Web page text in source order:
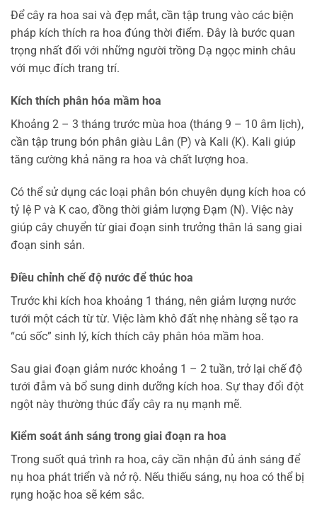
Để cây ra hoa sai và đẹp mắt, cần tập trung vào các biện
pháp kích thích ra hoa đúng thời điểm. Đây là bước quan
trọng nhất đối với những người trồng Dạ ngọc minh châu
với mục đích trang trí.
Kích thích phân hóa mầm hoa
Khoảng 2 – 3 tháng trước mùa hoa (tháng 9 – 10 âm lịch),
cần tập trung bón phân giàu Lân (P) và Kali (K). Kali giúp
tăng cường khả năng ra hoa và chất lượng hoa.
Có thể sử dụng các loại phân bón chuyên dụng kích hoa có
tỷ lệ P và K cao, đồng thời giảm lượng Đạm (N). Việc này
giúp cây chuyển từ giai đoạn sinh trưởng thân lá sang giai
đoạn sinh sản.
Điều chỉnh chế độ nước để thúc hoa
Trước khi kích hoa khoảng 1 tháng, nên giảm lượng nước
tưới một cách từ từ. Việc làm khô đất nhẹ nhàng sẽ tạo ra
“cú sốc” sinh lý, kích thích cây phân hóa mầm hoa.
Sau giai đoạn giảm nước khoảng 1 – 2 tuần, trở lại chế độ
tưới đẫm và bổ sung dinh dưỡng kích hoa. Sự thay đổi đột
ngột này thường thúc đẩy cây ra nụ mạnh mẽ.
Kiểm soát ánh sáng trong giai đoạn ra hoa
Trong suốt quá trình ra hoa, cây cần nhận đủ ánh sáng để
nụ hoa phát triển và nở rộ. Nếu thiếu sáng, nụ hoa có thể bị
rụng hoặc hoa sẽ kém sắc.